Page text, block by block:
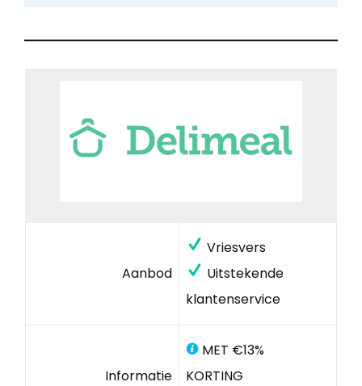
Aanbod
Vriesvers
Uitstekende
klantenservice
Informatie
MET €13%
KORTING